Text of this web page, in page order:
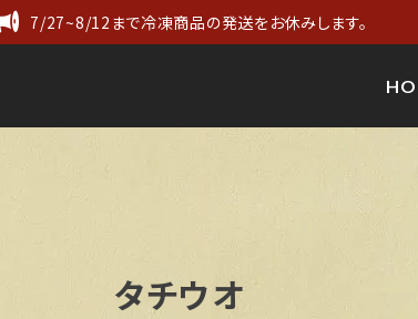
7/27~8/12まで冷凍商品の発送をお休みします。
タチウオ